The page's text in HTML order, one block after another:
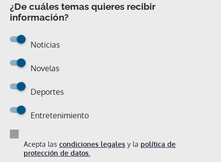
¿De cuáles temas quieres recibir
información?
Noticias
Novelas
Deportes
Entretenimiento
Acepta las condiciones legales y la política de
protección de datos.